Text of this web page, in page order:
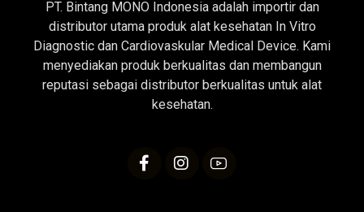
PT. Bintang MONO Indonesia adalah importir dan
distributor utama produk alat kesehatan In Vitro
Diagnostic dan Cardiovaskular Medical Device. Kami
menyediakan produk berkualitas dan membangun
reputasi sebagai distributor berkualitas untuk alat
kesehatan.